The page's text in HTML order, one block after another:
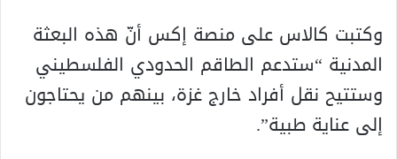
وكتبت كالاس على منصة إكس أنّ هذه البعثة
المدنية “ستدعم الطاقم الحدودي الفلسطيني
وستتيح نقل أفراد خارج غزة، بينهم من يحتاجون
إلى عناية طبية”.